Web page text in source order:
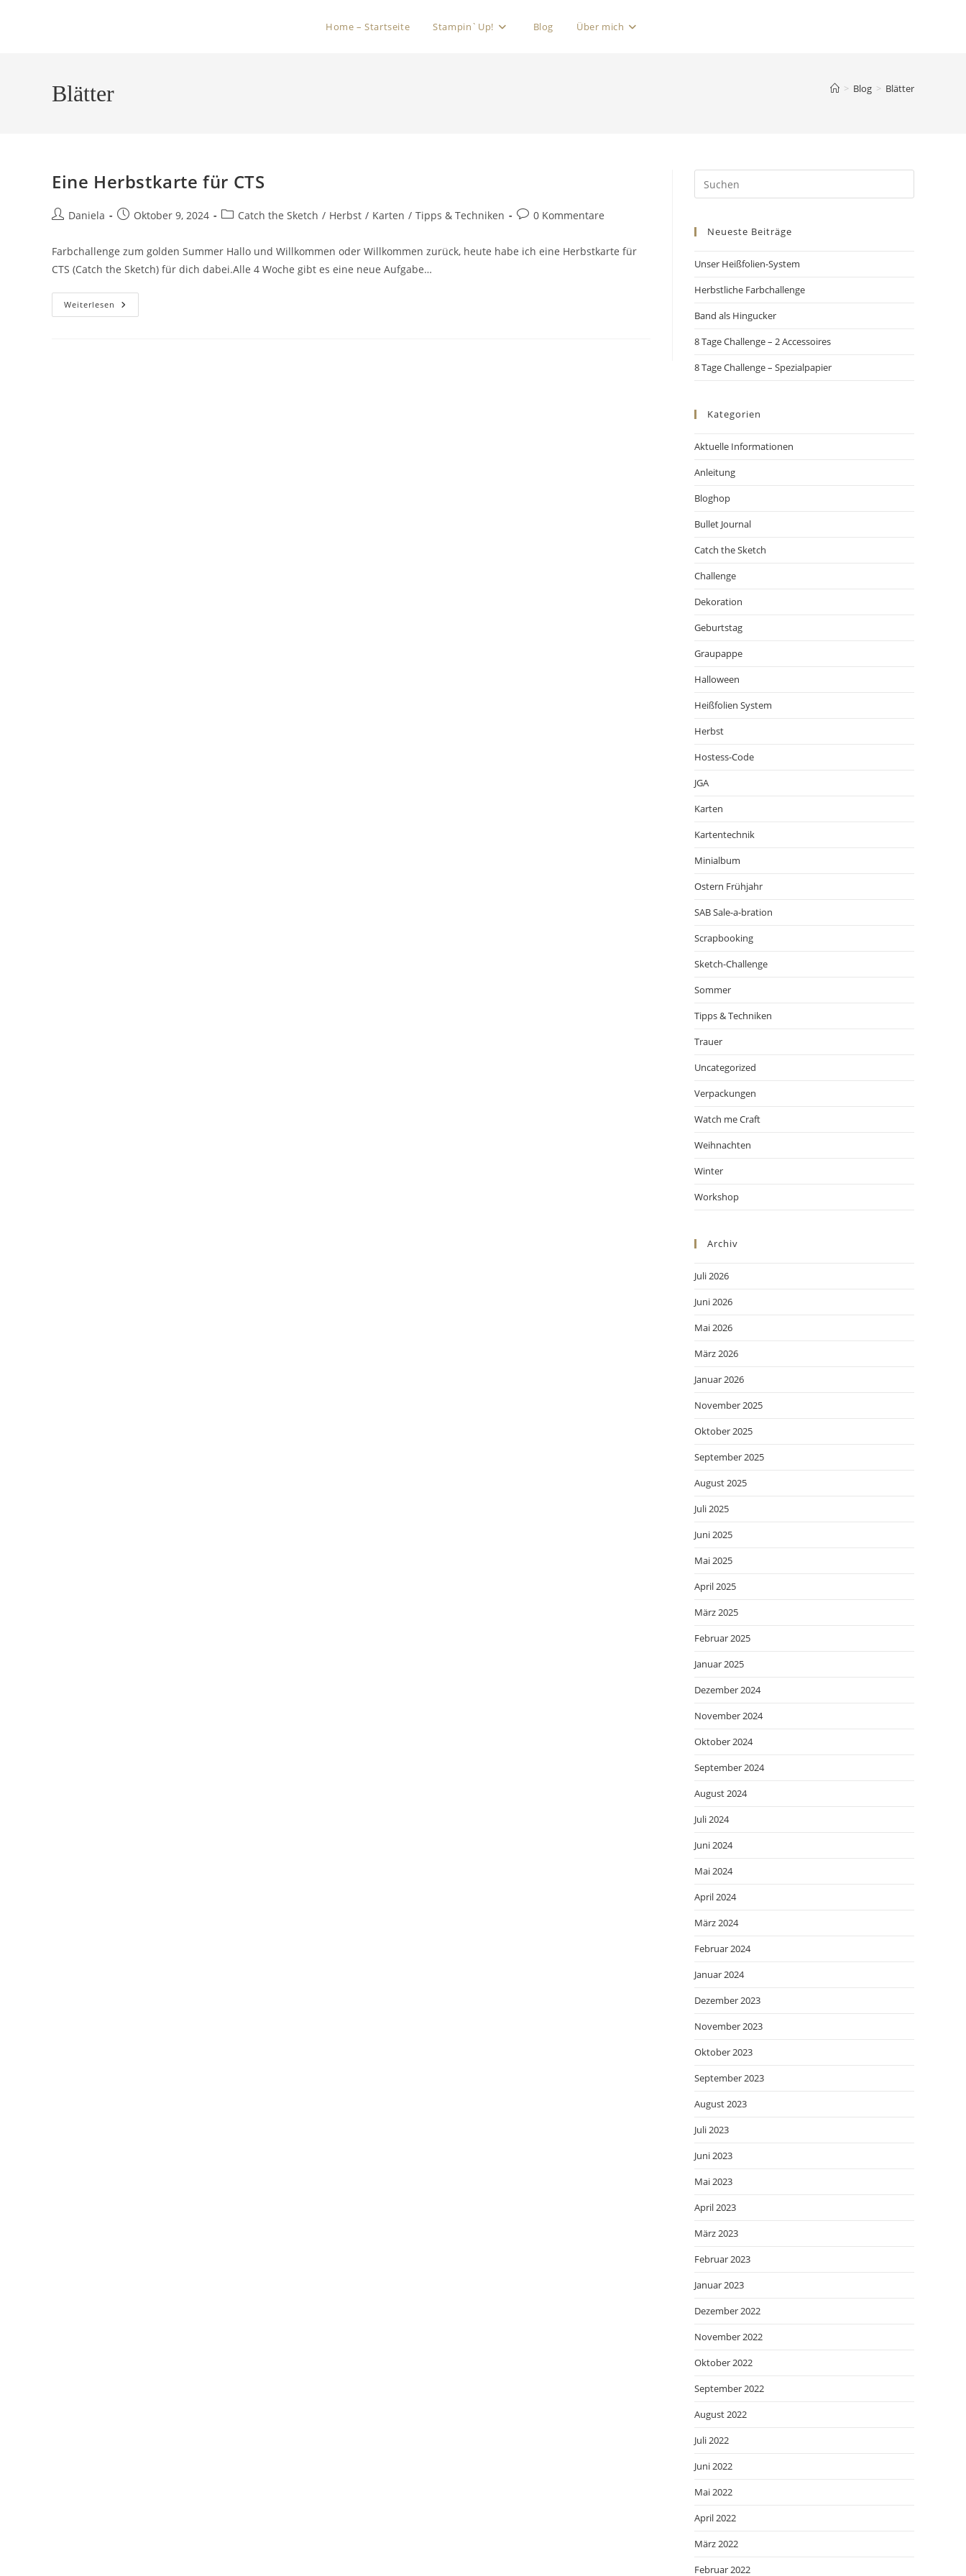
Home – Startseite Stampin`Up! Blog Über mich
Blätter > Blog > Blätter
Eine Herbstkarte für CTS
Daniela Oktober 9, 2024 Catch the Sketch / Herbst / Karten / Tipps & Techniken 0 Kommentare
Farbchallenge zum golden Summer Hallo und Willkommen oder Willkommen zurück, heute habe ich eine Herbstkarte für
CTS (Catch the Sketch) für dich dabei.Alle 4 Woche gibt es eine neue Aufgabe…
Weiterlesen
Neueste Beiträge
Unser Heißfolien-System
Herbstliche Farbchallenge
Band als Hingucker
8 Tage Challenge – 2 Accessoires
8 Tage Challenge – Spezialpapier
Kategorien
Aktuelle Informationen
Anleitung
Bloghop
Bullet Journal
Catch the Sketch
Challenge
Dekoration
Geburtstag
Graupappe
Halloween
Heißfolien System
Herbst
Hostess-Code
JGA
Karten
Kartentechnik
Minialbum
Ostern Frühjahr
SAB Sale-a-bration
Scrapbooking
Sketch-Challenge
Sommer
Tipps & Techniken
Trauer
Uncategorized
Verpackungen
Watch me Craft
Weihnachten
Winter
Workshop
Archiv
Juli 2026
Juni 2026
Mai 2026
März 2026
Januar 2026
November 2025
Oktober 2025
September 2025
August 2025
Juli 2025
Juni 2025
Mai 2025
April 2025
März 2025
Februar 2025
Januar 2025
Dezember 2024
November 2024
Oktober 2024
September 2024
August 2024
Juli 2024
Juni 2024
Mai 2024
April 2024
März 2024
Februar 2024
Januar 2024
Dezember 2023
November 2023
Oktober 2023
September 2023
August 2023
Juli 2023
Juni 2023
Mai 2023
April 2023
März 2023
Februar 2023
Januar 2023
Dezember 2022
November 2022
Oktober 2022
September 2022
August 2022
Juli 2022
Juni 2022
Mai 2022
April 2022
März 2022
Februar 2022